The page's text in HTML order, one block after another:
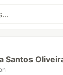
Santos